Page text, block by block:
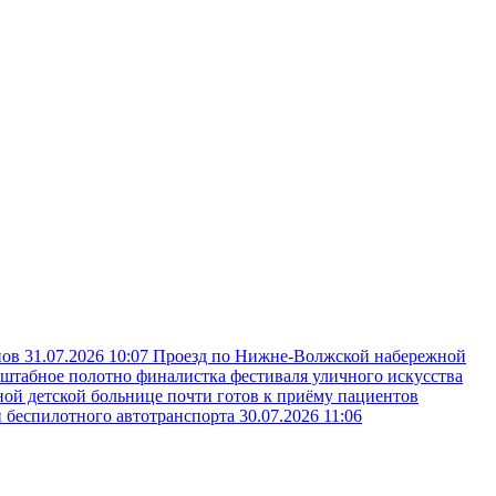
31.07.2026 10:07 Проезд по Нижне-Волжской набережной
полотно финалистка фестиваля уличного искусства
детской больнице почти готов к приёму пациентов
автотранспорта 30.07.2026 11:06